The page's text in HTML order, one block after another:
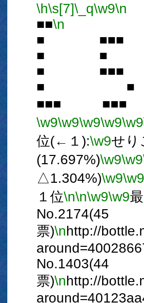
\h\s[7]\_q\w9\n
■■\n
■ ■■■
■ ■
■ ■■■
■ ■
■■■ ■■■
\w9\w9\w9\w9\w9
位(←１):\w9せり
(17.697%)\w9\w9
△1.304%)\w9\w9
１位\n\n\w9\w9
No.2174(45
票)\nhttp://
No.1403(44
票)\nhttp://